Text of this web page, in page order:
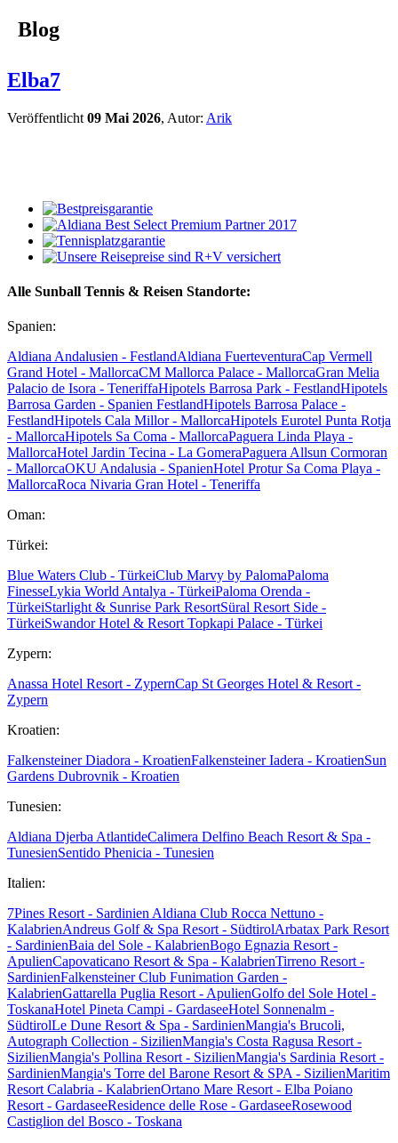
Blog
Elba7
Veröffentlicht 09 Mai 2026, Autor: Arik
Alle Sunball Tennis & Reisen Standorte:
Spanien:
Aldiana Andalusien - FestlandAldiana FuerteventuraCap Vermell
Grand Hotel - MallorcaCM Mallorca Palace - MallorcaGran Melia
Palacio de Isora - TeneriffaHipotels Barrosa Park - FestlandHipotels
Barrosa Garden - Spanien FestlandHipotels Barrosa Palace -
FestlandHipotels Cala Millor - MallorcaHipotels Eurotel Punta Rotja
- MallorcaHipotels Sa Coma - MallorcaPaguera Linda Playa -
MallorcaHotel Jardin Tecina - La GomeraPaguera Allsun Cormoran
- MallorcaOKU Andalusia - SpanienHotel Protur Sa Coma Playa -
MallorcaRoca Nivaria Gran Hotel - Teneriffa
Oman:
Türkei:
Blue Waters Club - TürkeiClub Marvy by PalomaPaloma
FinesseLykia World Antalya - TürkeiPaloma Orenda -
TürkeiStarlight & Sunrise Park ResortSüral Resort Side -
TürkeiSwandor Hotel & Resort Topkapi Palace - Türkei
Zypern:
Anassa Hotel Resort - ZypernCap St Georges Hotel & Resort -
Zypern
Kroatien:
Falkensteiner Diadora - KroatienFalkensteiner Iadera - KroatienSun
Gardens Dubrovnik - Kroatien
Tunesien:
Aldiana Djerba AtlantideCalimera Delfino Beach Resort & Spa -
TunesienSentido Phenicia - Tunesien
Italien:
7Pines Resort - Sardinien Aldiana Club Rocca Nettuno -
KalabrienAndreus Golf & Spa Resort - SüdtirolArbatax Park Resort
- SardinienBaia del Sole - KalabrienBogo Egnazia Resort -
ApulienCapovaticano Resort & Spa - KalabrienTirreno Resort -
SardinienFalkensteiner Club Funimation Garden -
KalabrienGattarella Puglia Resort - ApulienGolfo del Sole Hotel -
ToskanaHotel Pineta Campi - GardaseeHotel Sonnenalm -
SüdtirolLe Dune Resort & Spa - SardinienMangia's Brucoli,
Autograph Collection - SizilienMangia's Costa Ragusa Resort -
SizilienMangia's Pollina Resort - SizilienMangia's Sardinia Resort -
SardinienMangia's Torre del Barone Resort & SPA - SizilienMaritim
Resort Calabria - KalabrienOrtano Mare Resort - Elba Poiano
Resort - GardaseeResidence delle Rose - GardaseeRosewood
Castiglion del Bosco - Toskana